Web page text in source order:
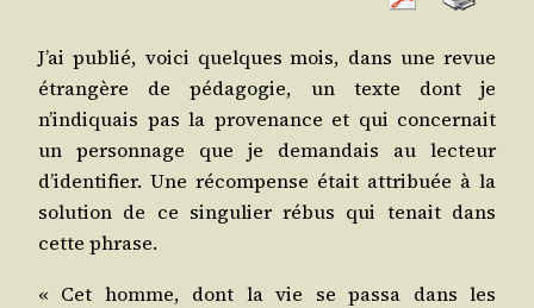
J’ai publié, voi­ci quelques mois, dans une revue
étran­gère de péda­go­gie, un texte dont je
n’indiquais pas la pro­ve­nance et qui concer­nait
un per­son­nage que je deman­dais au lec­teur
d’identifier. Une récom­pense était attri­buée à la
solu­tion de ce sin­gu­lier rébus qui tenait dans
cette phrase.
« Cet homme, dont la vie se pas­sa dans les